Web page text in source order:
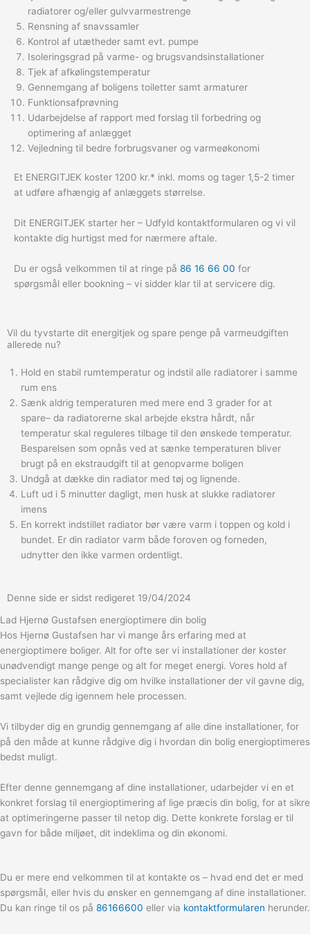
radiatorer og/eller gulvvarmestrenge
Rensning af snavssamler
Kontrol af utætheder samt evt. pumpe
Isoleringsgrad på varme- og brugsvandsinstallationer
Tjek af afkølingstemperatur
Gennemgang af boligens toiletter samt armaturer
Funktionsafprøvning
Udarbejdelse af rapport med forslag til forbedring og
optimering af anlægget
Vejledning til bedre forbrugsvaner og varmeøkonomi
Et ENERGITJEK koster 1200 kr.* inkl. moms og tager 1,5-2 timer
at udføre afhængig af anlæggets størrelse.
Dit ENERGITJEK starter her – Udfyld kontaktformularen og vi vil
kontakte dig hurtigst med for nærmere aftale.
Du er også velkommen til at ringe på 86 16 66 00 for
spørgsmål eller bookning – vi sidder klar til at servicere dig.
Vil du tyvstarte dit energitjek og spare penge på varmeudgiften
allerede nu?
Hold en stabil rumtemperatur og indstil alle radiatorer i samme
rum ens
Sænk aldrig temperaturen med mere end 3 grader for at
spare– da radiatorerne skal arbejde ekstra hårdt, når
temperatur skal reguleres tilbage til den ønskede temperatur.
Besparelsen som opnås ved at sænke temperaturen bliver
brugt på en ekstraudgift til at genopvarme boligen
Undgå at dække din radiator med tøj og lignende.
Luft ud i 5 minutter dagligt, men husk at slukke radiatorer
imens
En korrekt indstillet radiator bør være varm i toppen og kold i
bundet. Er din radiator varm både foroven og forneden,
udnytter den ikke varmen ordentligt.
Denne side er sidst redigeret 19/04/2024
Lad Hjernø Gustafsen energioptimere din bolig
Hos Hjernø Gustafsen har vi mange års erfaring med at
energioptimere boliger. Alt for ofte ser vi installationer der koster
unødvendigt mange penge og alt for meget energi. Vores hold af
specialister kan rådgive dig om hvilke installationer der vil gavne dig,
samt vejlede dig igennem hele processen.
Vi tilbyder dig en grundig gennemgang af alle dine installationer, for
på den måde at kunne rådgive dig i hvordan din bolig energioptimeres
bedst muligt.
Efter denne gennemgang af dine installationer, udarbejder vi en et
konkret forslag til energioptimering af lige præcis din bolig, for at sikre
at optimeringerne passer til netop dig. Dette konkrete forslag er til
gavn for både miljøet, dit indeklima og din økonomi.
Du er mere end velkommen til at kontakte os – hvad end det er med
spørgsmål, eller hvis du ønsker en gennemgang af dine installationer.
Du kan ringe til os på 86166600 eller via kontaktformularen herunder.